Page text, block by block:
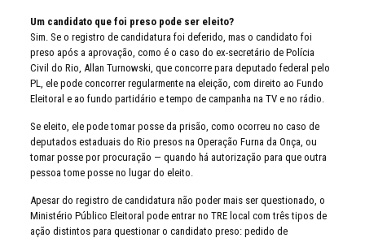
Um candidato que foi preso pode ser eleito?
Sim. Se o registro de candidatura foi deferido, mas o candidato foi
preso após a aprovação, como é o caso do ex-secretário de Polícia
Civil do Rio, Allan Turnowski, que concorre para deputado federal pelo
PL, ele pode concorrer regularmente na eleição, com direito ao Fundo
Eleitoral e ao fundo partidário e tempo de campanha na TV e no rádio.
Se eleito, ele pode tomar posse da prisão, como ocorreu no caso de
deputados estaduais do Rio presos na Operação Furna da Onça, ou
tomar posse por procuração — quando há autorização para que outra
pessoa tome posse no lugar do eleito.
Apesar do registro de candidatura não poder mais ser questionado, o
Ministério Público Eleitoral pode entrar no TRE local com três tipos de
ação distintos para questionar o candidato preso: pedido de